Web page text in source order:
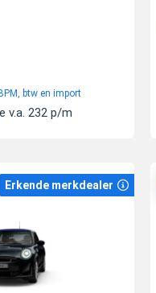
btw en import
v.a. 232 p/m
Erkende merkdealer